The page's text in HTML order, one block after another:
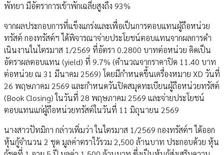
พัทยา มีอัตราการเข้าพักเฉลี่ยสูงถึง 93%
จากผลประกอบการที่แข็งแกร่งและเพื่อเป็นการตอบแทนผู้ถือหน่วย
ทรัสต์ กองทรัสต์ฯ ได้พิจารณาจ่ายประโยชน์ตอบแทนจากผลการดํา
เนินงานในไตรมาส 1/2569 ที่อัตรา 0.2800 บาทต่อหน่วย คิดเป็น
อัตราผลตอบแทน (yield) ที่ 9.7% (คำนวณจากราคาปิด 11.40 บาท
ต่อหน่วย ณ 31 มีนาคม 2569) โดยมีกำหนดขึ้นเครื่องหมาย XD วันที่
26 พฤษภาคม 2569 และกำหนดวันปิดสมุดทะเบียนผู้ถือหน่วยทรัสต์
(Book Closing) ในวันที่ 28 พฤษภาคม 2569 และจ่ายประโยชน์
ตอบแทนแก่ผู้ถือหน่วยทรัสต์ในวันที่ 11 มิถุนายน 2569
นางสาวปัทมิกา กล่าวเพิ่มว่า ในไตรมาส 1/2569 กองทรัสต์ฯ ได้ออก
หุ้นกู้จำนวน 2 ชุด มูลค่าตราไว้รวม 2,500 ล้านบาท ประกอบด้วย หุ้น